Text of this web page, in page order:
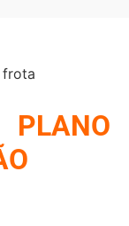
PLANO